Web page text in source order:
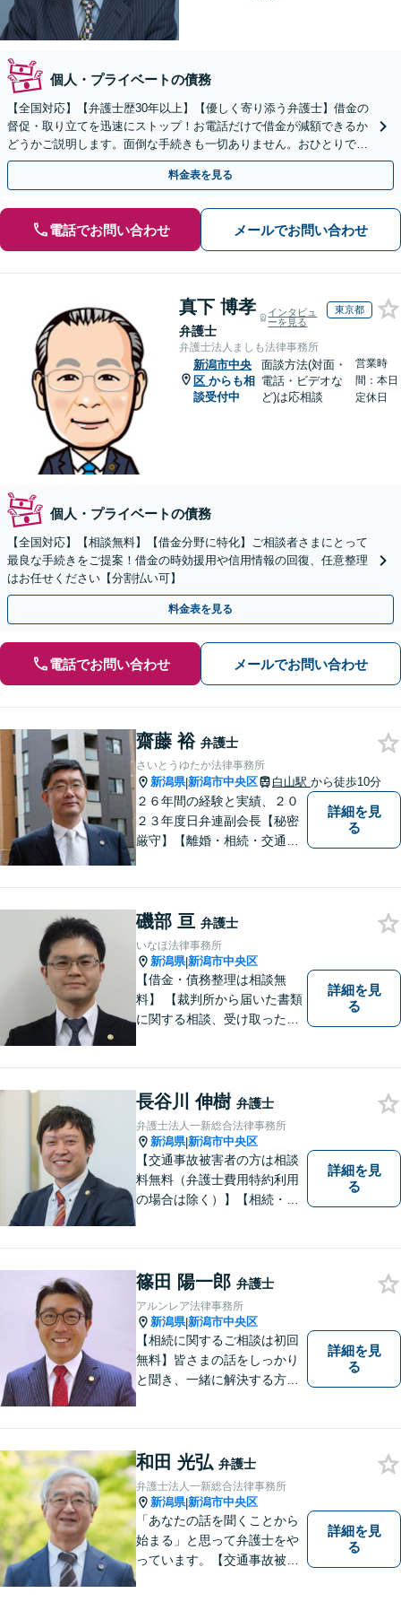
個人・プライベートの債務
【全国対応】【弁護士歴30年以上】【優しく寄り添う弁護士】借金の
督促・取り立てを迅速にストップ！お電話だけで借金が減額できるか
どうかご説明します。面倒な手続きも一切ありません。おひとりで悩
まず、お気軽にご相談ください。【電話相談可】
料金表を見る
電話でお問い合わせ メールでお問い合わせ
真下 博孝
弁護士
インタビュ
ーを見る
東京都
弁護士法人ましも法律事務所
新潟市中央
区 からも相
談受付中
面談方法(対面・
電話・ビデオな
ど)は応相談
営業時
間：本日
定休日
個人・プライベートの債務
【全国対応】【相談無料】【借金分野に特化】ご相談者さまにとって
最良な手続きをご提案！借金の時効援用や信用情報の回復、任意整理
はお任せください【分割払い可】
料金表を見る
電話でお問い合わせ メールでお問い合わせ
齋藤 裕 弁護士
さいとうゆたか法律事務所
新潟県|新潟市中央区 白山駅 から徒歩10分
２６年間の経験と実績、２０
２３年度日弁連副会長【秘密
厳守】【離婚・相続・交通事
詳細を見
る
磯部 亘 弁護士
いなほ法律事務所
新潟県|新潟市中央区
【借金・債務整理は相談無
料】 【裁判所から届いた書類
に関する相談、受け取った督
ーな対応を心がけておりま
す。相談先をお探しの方もお
気軽にご相談ください。
詳細を見
る
長谷川 伸樹 弁護士
弁護士法人一新総合法律事務所
新潟県|新潟市中央区
【交通事故被害者の方は相談
料無料（弁護士費用特約利用
の場合は除く）】【相続・債
てお力になります
詳細を見
る
篠田 陽一郎 弁護士
アルンレア法律事務所
新潟県|新潟市中央区
【相続に関するご相談は初回
無料】皆さまの話をしっかり
と聞き、一緒に解決する方法
詳細を見
る
和田 光弘 弁護士
弁護士法人一新総合法律事務所
新潟県|新潟市中央区
「あなたの話を聞くことから
始まる」と思って弁護士をや
っています。【交通事故被害
詳細を見
る